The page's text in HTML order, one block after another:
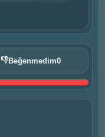
👎Beğenmedim0